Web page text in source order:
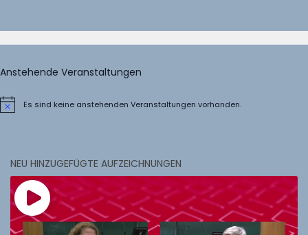
Anstehende Veranstaltungen
HinweisEs sind keine anstehenden Veranstaltungen vorhanden.
NEU HINZUGEFÜGTE AUFZEICHNUNGEN